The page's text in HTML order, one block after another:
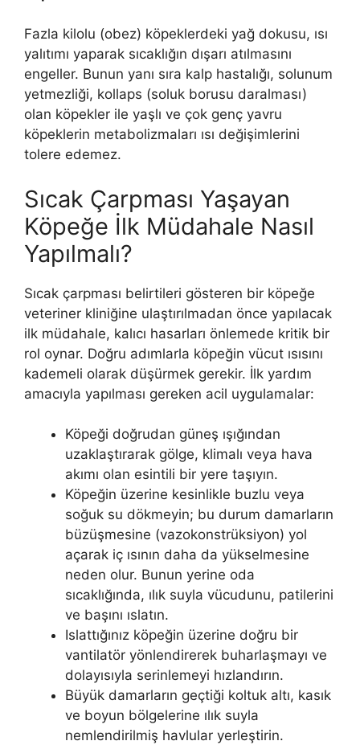
Fazla kilolu (obez) köpeklerdeki yağ dokusu, ısı
yalıtımı yaparak sıcaklığın dışarı atılmasını
engeller. Bunun yanı sıra kalp hastalığı, solunum
yetmezliği, kollaps (soluk borusu daralması)
olan köpekler ile yaşlı ve çok genç yavru
köpeklerin metabolizmaları ısı değişimlerini
tolere edemez.
Sıcak Çarpması Yaşayan
Köpeğe İlk Müdahale Nasıl
Yapılmalı?
Sıcak çarpması belirtileri gösteren bir köpeğe
veteriner kliniğine ulaştırılmadan önce yapılacak
ilk müdahale, kalıcı hasarları önlemede kritik bir
rol oynar. Doğru adımlarla köpeğin vücut ısısını
kademeli olarak düşürmek gerekir. İlk yardım
amacıyla yapılması gereken acil uygulamalar:
Köpeği doğrudan güneş ışığından
uzaklaştırarak gölge, klimalı veya hava
akımı olan esintili bir yere taşıyın.
Köpeğin üzerine kesinlikle buzlu veya
soğuk su dökmeyin; bu durum damarların
büzüşmesine (vazokonstrüksiyon) yol
açarak iç ısının daha da yükselmesine
neden olur. Bunun yerine oda
sıcaklığında, ılık suyla vücudunu, patilerini
ve başını ıslatın.
Islattığınız köpeğin üzerine doğru bir
vantilatör yönlendirerek buharlaşmayı ve
dolayısıyla serinlemeyi hızlandırın.
Büyük damarların geçtiği koltuk altı, kasık
ve boyun bölgelerine ılık suyla
nemlendirilmiş havlular yerleştirin.